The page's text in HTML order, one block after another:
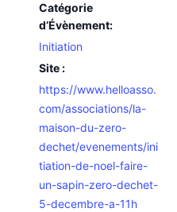
Catégorie
d’Évènement:
Initiation
Site :
https://www.helloasso.
com/associations/la-
maison-du-zero-
dechet/evenements/ini
tiation-de-noel-faire-
un-sapin-zero-dechet-
5-decembre-a-11h